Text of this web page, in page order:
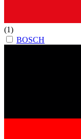
(1)
BOSCH